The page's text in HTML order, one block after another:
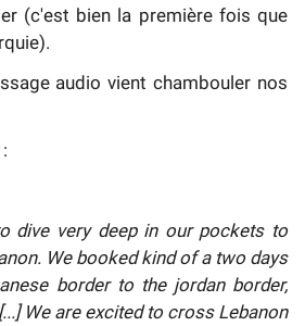
(c'est bien la première fois que
audio vient chambouler nos
dive very deep in our pockets to
We booked kind of a two days
border to the jordan border,
We are excited to cross Lebanon